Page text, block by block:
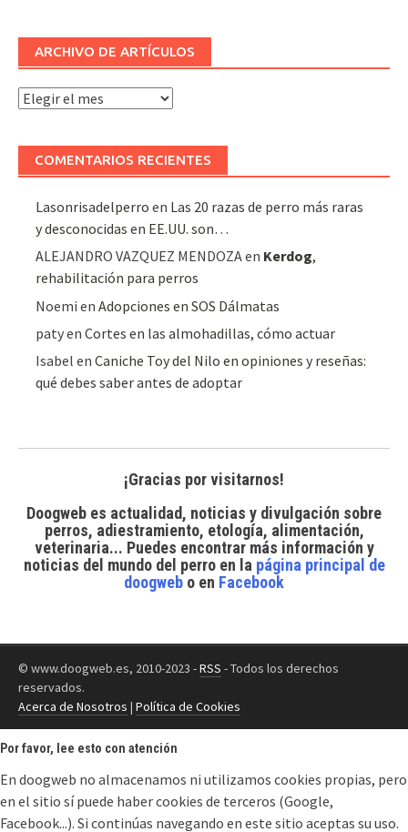
ARCHIVO DE ARTÍCULOS
Archivo
COMENTARIOS RECIENTES
Lasonrisadelperro en Las 20 razas de perro más raras
y desconocidas en EE.UU. son…
ALEJANDRO VAZQUEZ MENDOZAen Kerdog,
rehabilitación para perros
Noemi enAdopciones en SOS Dálmatas
patyenCortes en las almohadillas, cómo actuar
Isabel enCaniche Toy del Nilo en opiniones y reseñas:
qué debes saber antes de adoptar
¡Gracias por visitarnos!
Doogweb es actualidad, noticias y divulgación sobre
perros, adiestramiento, etología, alimentación,
veterinaria... Puedes encontrar más información y
noticias del mundo del perroen la página principal de
doogweb o en Facebook
© www.doogweb.es, 2010-2023 -RSS - Todos los derechos
reservados.
Acerca de Nosotros | Política de Cookies
Por favor, lee esto con atención
En doogweb no almacenamos ni utilizamos cookies propias, pero
en el sitio sí puede haber cookies de terceros (Google,
Facebook...). Si continúas navegando en este sitio aceptas su uso.